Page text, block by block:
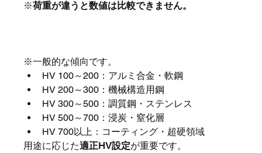
※荷重が違うと数値は比較できません。
※一般的な傾向です。
HV 100～200：アルミ合金・軟鋼
HV 200～300：機械構造用鋼
HV 300～500：調質鋼・ステンレス
HV 500～700：浸炭・窒化層
HV 700以上：コーティング・超硬領域
用途に応じた適正HV設定が重要です。